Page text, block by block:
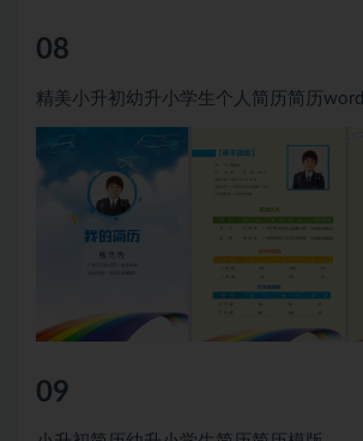
08
精美小升初幼升小学生个人简历简历word
09